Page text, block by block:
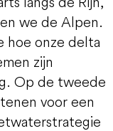
we de Alpen.
hoe onze delta
zijn
Op de tweede
voor een